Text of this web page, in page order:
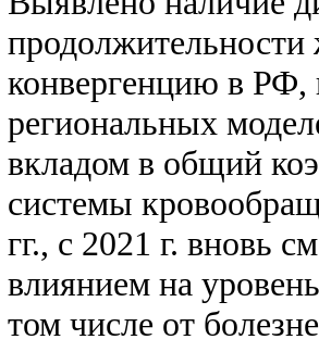
конвергенцию в РФ,
региональных
вкладом в общий
системы
гг., с 2021 г. вновь
влиянием на
том числе от